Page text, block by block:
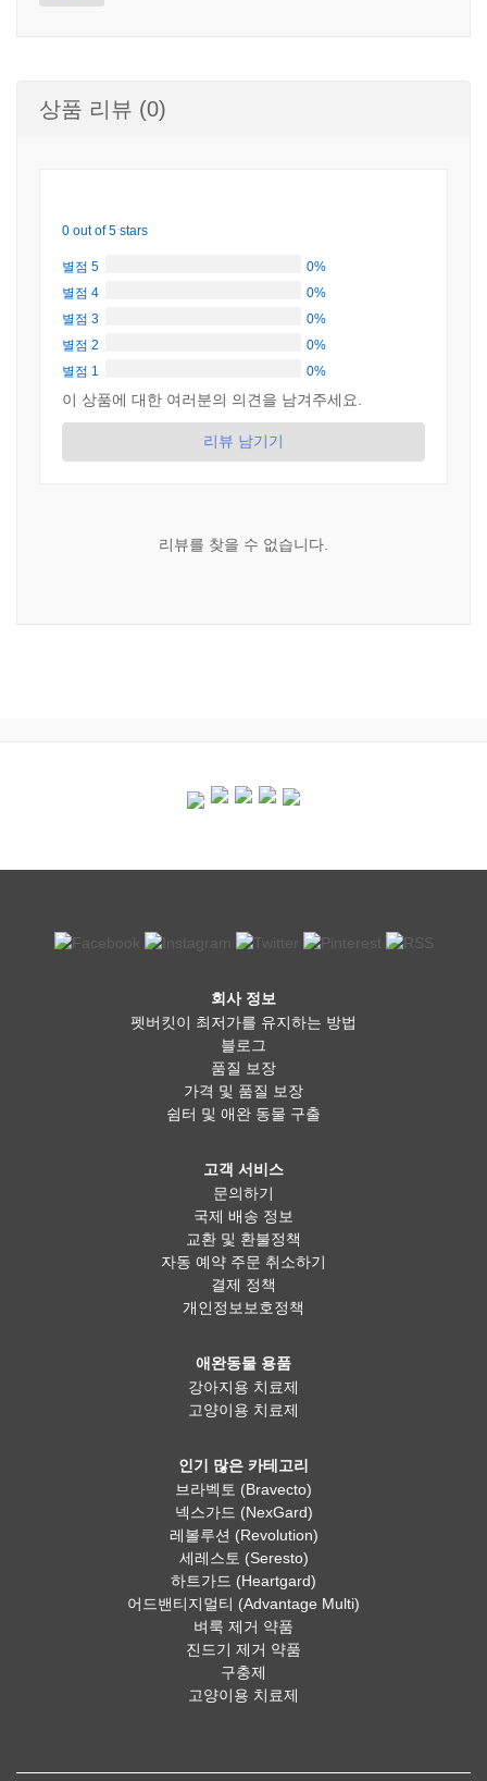
상품 리뷰 (0)
0 out of 5 stars
별점 5
0%
별점 4
0%
별점 3
0%
별점 2
0%
별점 1
0%
이 상품에 대한 여러분의 의견을 남겨주세요.
리뷰 남기기
리뷰를 찾을 수 없습니다.
회사 정보
펫버킷이 최저가를 유지하는 방법
블로그
품질 보장
가격 및 품질 보장
쉼터 및 애완 동물 구출
고객 서비스
문의하기
국제 배송 정보
교환 및 환불정책
자동 예약 주문 취소하기
결제 정책
개인정보보호정책
애완동물 용품
강아지용 치료제
고양이용 치료제
인기 많은 카테고리
브라벡토 (Bravecto)
넥스가드 (NexGard)
레볼루션 (Revolution)
세레스토 (Seresto)
하트가드 (Heartgard)
어드밴티지멀티 (Advantage Multi)
벼룩 제거 약품
진드기 제거 약품
구충제
고양이용 치료제